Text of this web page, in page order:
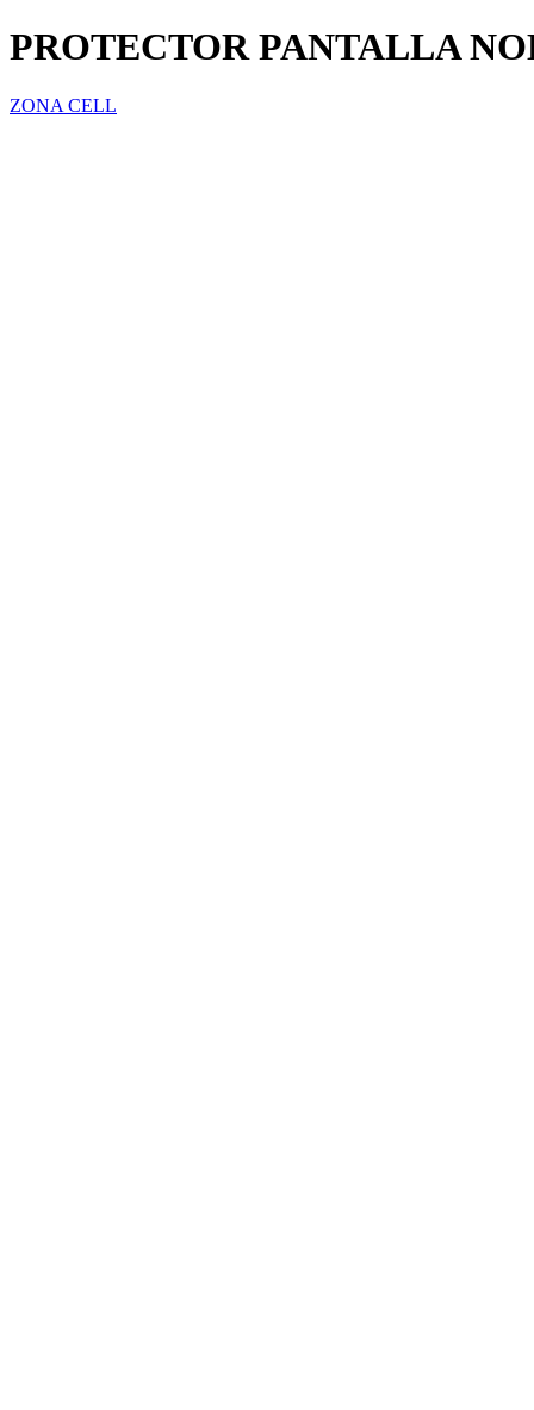
PROTECTOR PANTALLA
ZONA CELL